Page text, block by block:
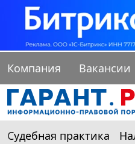
Компания Вакансии
Судебная практика